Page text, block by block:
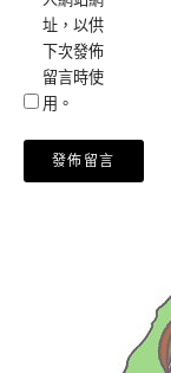
址，以供
下次發佈
留言時使
用。